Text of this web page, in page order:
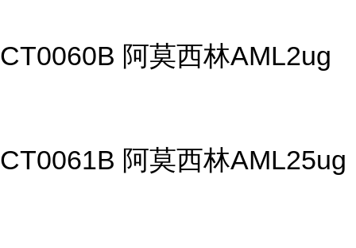
CT0060B 阿莫西林AML2ug
CT0061B 阿莫西林AML25ug